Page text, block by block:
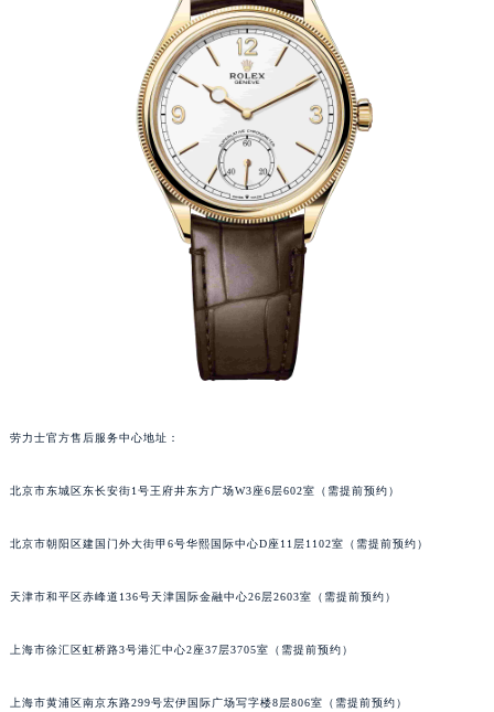
劳力士官方售后服务中心地址：
北京市东城区东长安街1号王府井东方广场W3座6层602室（需提前预约）
北京市朝阳区建国门外大街甲6号华熙国际中心D座11层1102室（需提前预约）
天津市和平区赤峰道136号天津国际金融中心26层2603室（需提前预约）
上海市徐汇区虹桥路3号港汇中心2座37层3705室（需提前预约）
上海市黄浦区南京东路299号宏伊国际广场写字楼8层806室（需提前预约）